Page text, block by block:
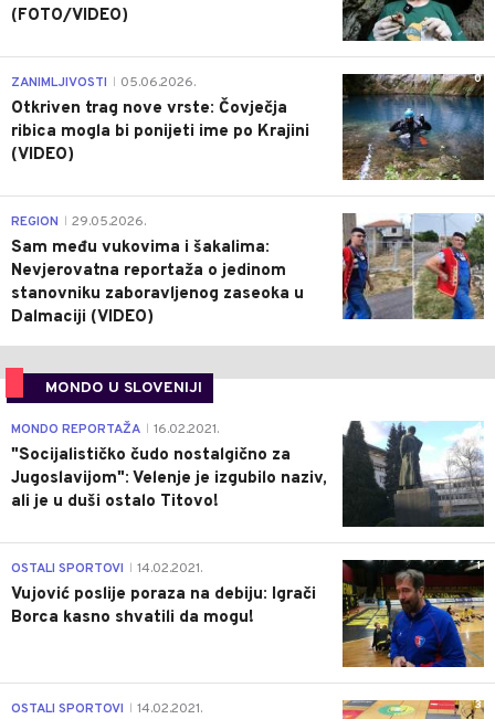
(FOTO/VIDEO)
0
ZANIMLJIVOSTI 05.06.2026.
Otkriven trag nove vrste: Čovječja
ribica mogla bi ponijeti ime po Krajini
(VIDEO)
0
REGION 29.05.2026.
Sam među vukovima i šakalima:
Nevjerovatna reportaža o jedinom
stanovniku zaboravljenog zaseoka u
Dalmaciji (VIDEO)
MONDO U SLOVENIJI
4
MONDO REPORTAŽA 16.02.2021.
"Socijalističko čudo nostalgično za
Jugoslavijom": Velenje je izgubilo naziv,
ali je u duši ostalo Titovo!
1
OSTALI SPORTOVI 14.02.2021.
Vujović poslije poraza na debiju: Igrači
Borca kasno shvatili da mogu!
3
OSTALI SPORTOVI 14.02.2021.